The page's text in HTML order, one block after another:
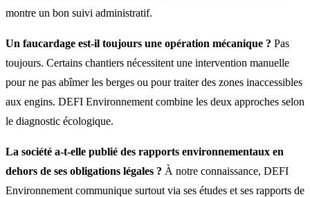
montre un bon suivi administratif.
Un faucardage est‑il toujours une opération mécanique ? Pas
toujours. Certains chantiers nécessitent une intervention manuelle
pour ne pas abîmer les berges ou pour traiter des zones inaccessibles
aux engins. DEFI Environnement combine les deux approches selon
le diagnostic écologique.
La société a‑t‑elle publié des rapports environnementaux en
dehors de ses obligations légales ? À notre connaissance, DEFI
Environnement communique surtout via ses études et ses rapports de